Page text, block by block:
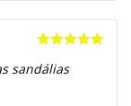
de 5
sandálias